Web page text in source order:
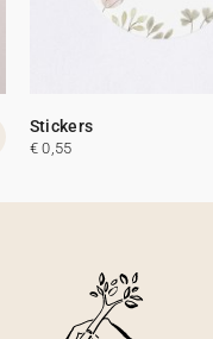
Stickers
€ 0,55